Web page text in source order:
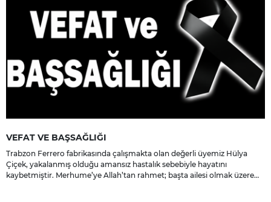
VEFAT VE BAŞSAĞLIĞI
Trabzon Ferrero fabrikasında çalışmakta olan değerli üyemiz Hülya
Çiçek, yakalanmış olduğu amansız hastalık sebebiyle hayatını
kaybetmiştir. Merhume’ye Allah’tan rahmet; başta ailesi olmak üzere